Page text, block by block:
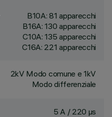
B10A: 81 apparecchi
B16A: 130 apparecchi
C10A: 135 apparecchi
C16A: 221 apparecchi
2kV Modo comune e 1kV
Modo differenziale
5 A / 220 µs